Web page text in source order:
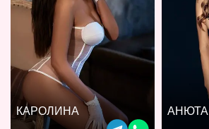
КАРОЛИНА АНЮТА